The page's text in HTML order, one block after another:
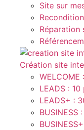
Site sur
Réparation
Création site
LEADS :
LEADS+ :